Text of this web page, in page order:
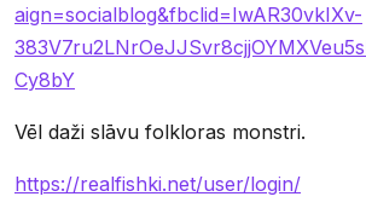
aign=socialblog&fbclid=IwAR30vkIXv-
Cy8bY
Vēl daži slāvu folkloras monstri.
https://realfishki.net/user/login/